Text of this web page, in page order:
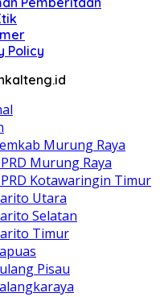
Pisau
Kriminal
Budaya
Etik
Pemberitaan
Policy